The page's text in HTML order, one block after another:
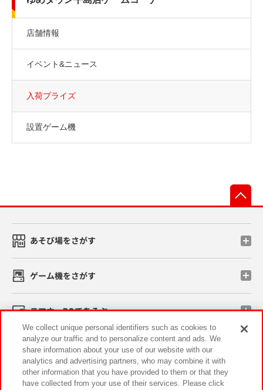
店舗情報
イベント&ニュース
入荷プライズ
設置ゲーム機
あそび場をさがす
ゲーム機をさがす
スマホ・PCであそぶ
イベント・キャンペーン
We collect unique personal identifiers such as cookies to
analyze our traffic and to personalize content and ads. We
share information about your use of our website with our
analytics and advertising partners, who may combine it with
other information that you have provided to them or that they
have collected from your use of their services. Please click